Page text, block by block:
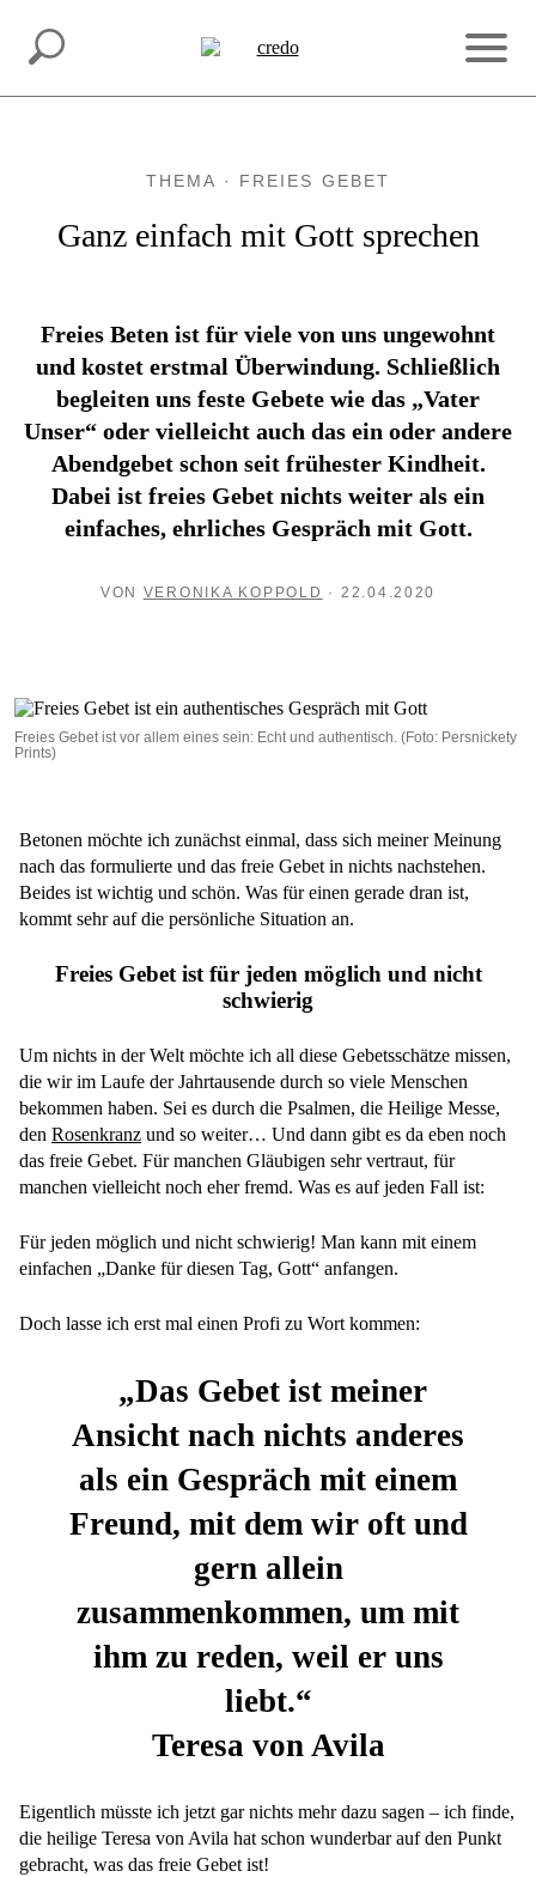
INSPIRATION. MACH MIT.
THEMA · FREIES GEBET
Ganz einfach mit Gott sprechen
Freies Beten ist für viele von uns ungewohnt
und kostet erstmal Überwindung. Schließlich
begleiten uns feste Gebete wie das „Vater
Unser“ oder vielleicht auch das ein oder andere
Abendgebet schon seit frühester Kindheit.
Dabei ist freies Gebet nichts weiter als ein
einfaches, ehrliches Gespräch mit Gott.
VON VERONIKA KOPPOLD · 22.04.2020
Freies Gebet ist vor allem eines sein: Echt und authentisch. (Foto: Persnickety
Prints)
Betonen möchte ich zunächst einmal, dass sich meiner Meinung
nach das formulierte und das freie Gebet in nichts nachstehen.
Beides ist wichtig und schön. Was für einen gerade dran ist,
kommt sehr auf die persönliche Situation an.
Freies Gebet ist für jeden möglich und nicht
schwierig
Um nichts in der Welt möchte ich all diese Gebetsschätze missen,
die wir im Laufe der Jahrtausende durch so viele Menschen
bekommen haben. Sei es durch die Psalmen, die Heilige Messe,
den Rosenkranz und so weiter… Und dann gibt es da eben noch
das freie Gebet. Für manchen Gläubigen sehr vertraut, für
manchen vielleicht noch eher fremd. Was es auf jeden Fall ist:
Für jeden möglich und nicht schwierig! Man kann mit einem
einfachen „Danke für diesen Tag, Gott“ anfangen.
Doch lasse ich erst mal einen Profi zu Wort kommen:
„Das Gebet ist meiner
Ansicht nach nichts anderes
als ein Gespräch mit einem
Freund, mit dem wir oft und
gern allein
zusammenkommen, um mit
ihm zu reden, weil er uns
liebt.“
Teresa von Avila
Eigentlich müsste ich jetzt gar nichts mehr dazu sagen – ich finde,
die heilige Teresa von Avila hat schon wunderbar auf den Punkt
gebracht, was das freie Gebet ist!